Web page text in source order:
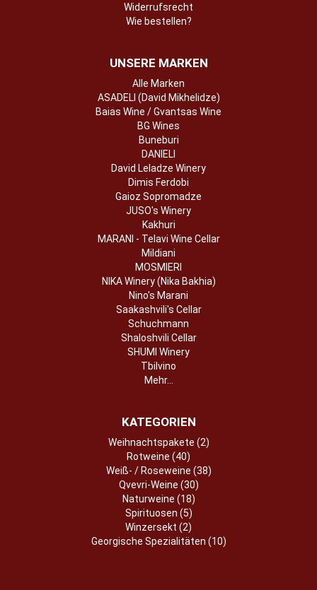
Widerrufsrecht
Wie bestellen?
UNSERE MARKEN
Alle Marken
ASADELI (David Mikhelidze)
Baias Wine / Gvantsas Wine
BG Wines
Buneburi
DANIELI
David Leladze Winery
Dimis Ferdobi
Gaioz Sopromadze
JUSO's Winery
Kakhuri
MARANI - Telavi Wine Cellar
Mildiani
MOSMIERI
NIKA Winery (Nika Bakhia)
Nino's Marani
Saakashvili's Cellar
Schuchmann
Shaloshvili Cellar
SHUMI Winery
Tbilvino
Mehr...
KATEGORIEN
Weihnachtspakete (2)
Rotweine (40)
Weiß- / Roseweine (38)
Qvevri-Weine (30)
Naturweine (18)
Spirituosen (5)
Winzersekt (2)
Georgische Spezialitäten (10)